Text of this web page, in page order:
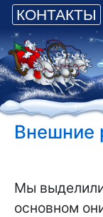
КОНТАКТЫ
Внешние
Мы
основном